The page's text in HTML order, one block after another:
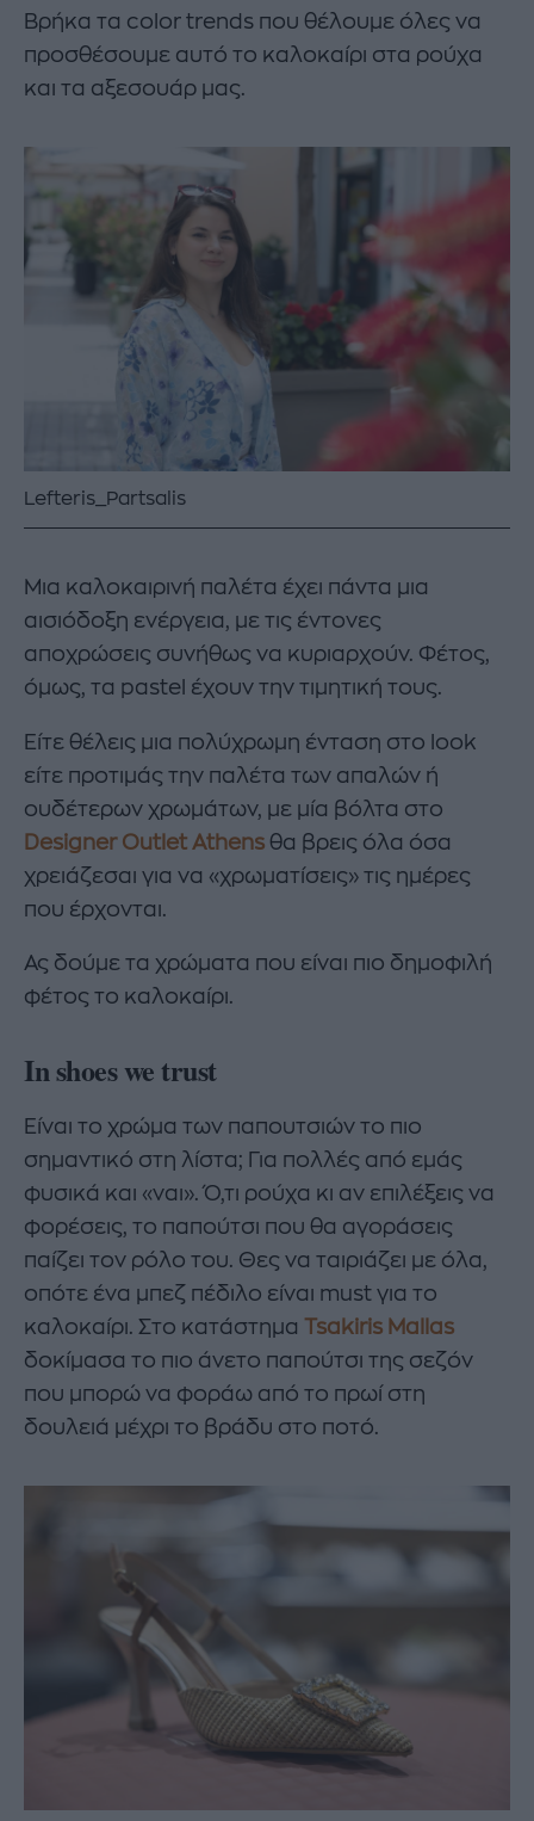
Βρήκα τα color trends που θέλουμε όλες να
προσθέσουμε αυτό το καλοκαίρι στα ρούχα
και τα αξεσουάρ μας.
Lefteris_Partsalis
Μια καλοκαιρινή παλέτα έχει πάντα μια
αισιόδοξη ενέργεια, με τις έντονες
αποχρώσεις συνήθως να κυριαρχούν. Φέτος,
όμως, τα pastel έχουν την τιμητική τους.
Είτε θέλεις μια πολύχρωμη ένταση στο look
είτε προτιμάς την παλέτα των απαλών ή
ουδέτερων χρωμάτων, με μία βόλτα στο
Designer Outlet Athens θα βρεις όλα όσα
χρειάζεσαι για να «χρωματίσεις» τις ημέρες
που έρχονται.
Ας δούμε τα χρώματα που είναι πιο δημοφιλή
φέτος το καλοκαίρι.
In shoes we trust
Είναι το χρώμα των παπουτσιών το πιο
σημαντικό στη λίστα; Για πολλές από εμάς
φυσικά και «ναι». Ό,τι ρούχα κι αν επιλέξεις να
φορέσεις, το παπούτσι που θα αγοράσεις
παίζει τον ρόλο του. Θες να ταιριάζει με όλα,
οπότε ένα μπεζ πέδιλο είναι must για το
καλοκαίρι. Στο κατάστημα Tsakiris Mallas
δοκίμασα το πιο άνετο παπούτσι της σεζόν
που μπορώ να φοράω από το πρωί στη
δουλειά μέχρι το βράδυ στο ποτό.